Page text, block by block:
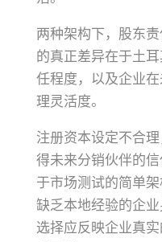
两种架构下，股东
的真正差异在于土
任程度，以及企业
理灵活度。
注册资本设定不合
得未来分销伙伴的
于市场测试的简单
缺乏本地经验的企业
选择应反映企业真